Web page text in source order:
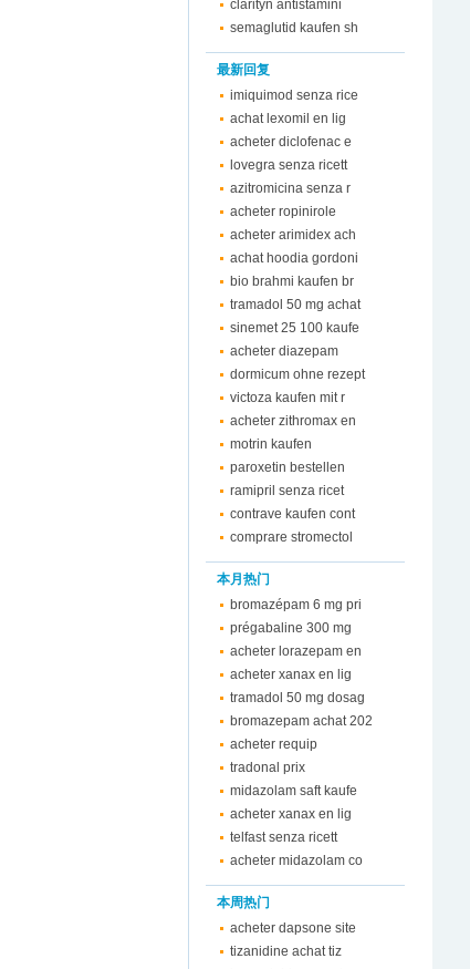
clarityn antistamini
semaglutid kaufen sh
最新回复
imiquimod senza rice
achat lexomil en lig
acheter diclofenac e
lovegra senza ricett
azitromicina senza r
acheter ropinirole
acheter arimidex ach
achat hoodia gordoni
bio brahmi kaufen br
tramadol 50 mg achat
sinemet 25 100 kaufe
acheter diazepam
dormicum ohne rezept
victoza kaufen mit r
acheter zithromax en
motrin kaufen
paroxetin bestellen
ramipril senza ricet
contrave kaufen cont
comprare stromectol
本月热门
bromazépam 6 mg pri
prégabaline 300 mg
acheter lorazepam en
acheter xanax en lig
tramadol 50 mg dosag
bromazepam achat 202
acheter requip
tradonal prix
midazolam saft kaufe
acheter xanax en lig
telfast senza ricett
acheter midazolam co
本周热门
acheter dapsone site
tizanidine achat tiz